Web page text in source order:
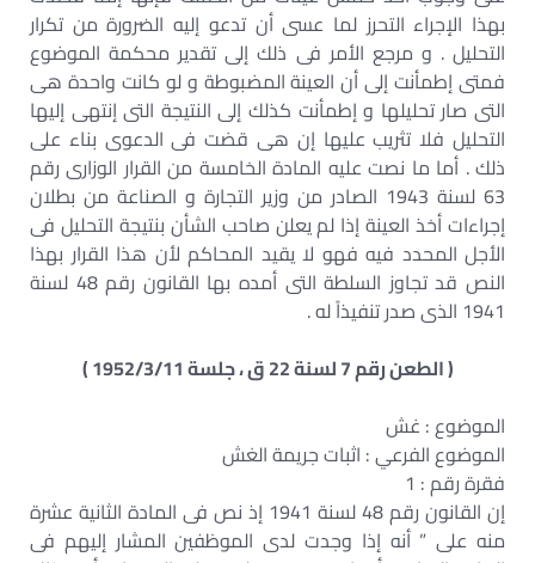
بهذا الإجراء التحرز لما عسى أن تدعو إليه الضرورة من تكرار
التحليل . و مرجع الأمر فى ذلك إلى تقدير محكمة الموضوع
فمتى إطمأنت إلى أن العينة المضبوطة و لو كانت واحدة هى
التى صار تحليلها و إطمأنت كذلك إلى النتيجة التى إنتهى إليها
التحليل فلا تثريب عليها إن هى قضت فى الدعوى بناء على
ذلك . أما ما نصت عليه المادة الخامسة من القرار الوزارى رقم
63 لسنة 1943 الصادر من وزير التجارة و الصناعة من بطلان
إجراءات أخذ العينة إذا لم يعلن صاحب الشأن بنتيجة التحليل فى
الأجل المحدد فيه فهو لا يقيد المحاكم لأن هذا القرار بهذا
النص قد تجاوز السلطة التى أمده بها القانون رقم 48 لسنة
1941 الذى صدر تنفيذاً له .
( الطعن رقم 7 لسنة 22 ق ، جلسة 1952/3/11 )
الموضوع : غش
الموضوع الفرعي : اثبات جريمة الغش
فقرة رقم : 1
إن القانون رقم 48 لسنة 1941 إذ نص فى المادة الثانية عشرة
منه على ” أنه إذا وجدت لدى الموظفين المشار إليهم فى